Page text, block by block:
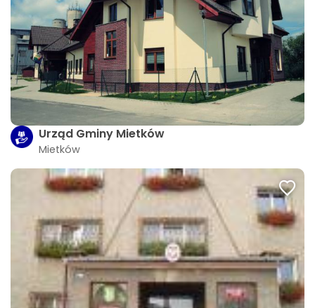
Urząd Gminy Mietków
Mietków